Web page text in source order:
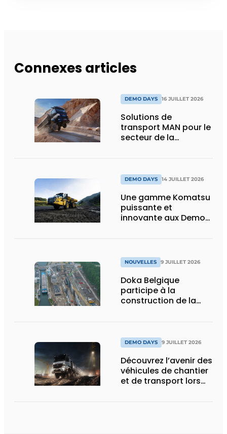
Connexes articles
DEMO DAYS 16 JUILLET 2026
Solutions de
transport MAN pour le
secteur de la
DEMO DAYS 14 JUILLET 2026
Une gamme Komatsu
puissante et
innovante aux Demo
NOUVELLES 9 JUILLET 2026
Doka Belgique
participe à la
construction de la
DEMO DAYS 9 JUILLET 2026
Découvrez l’avenir des
véhicules de chantier
et de transport lors